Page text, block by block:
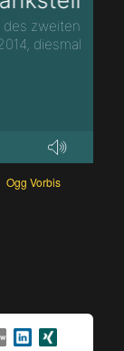
Ogg Vorbis